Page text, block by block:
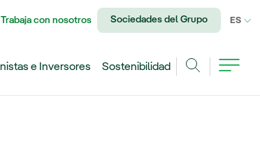
Trabaja con nosotros Sociedades del Grupo ES
e Inversores
Sostenibilidad